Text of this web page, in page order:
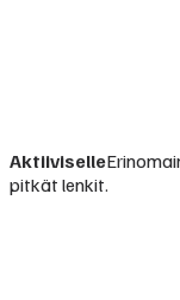
Aktiiviselle
pitkät lenkit.